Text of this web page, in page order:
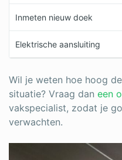
Inmeten nieuw doek
Elektrische aansluiting
Wil je weten hoe hoog
situatie? Vraag dan een
vakspecialist, zodat je
verwachten.